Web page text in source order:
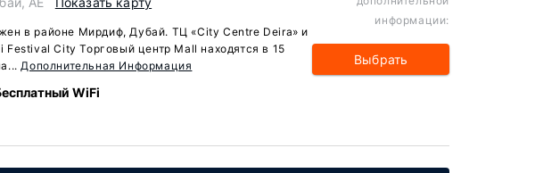
в районе Мирдиф, Дубай. ТЦ «City Centre Deira» и
Festival City Торговый центр Mall находятся в 15
Дополнительная Информация
WiFi
информации:
Выбрать